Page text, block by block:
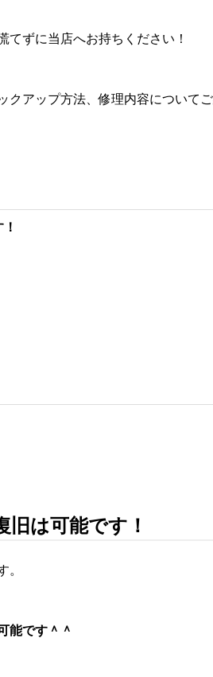
ずに当店へお持ちください！
アップ方法、修理内容についてご
は可能です！
。
能です＾＾